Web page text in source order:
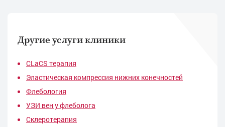
Другие услуги клиники
CLaCS терапия
Эластическая компрессия нижних конечностей
Флебология
УЗИ вен у флеболога
Склеротерапия